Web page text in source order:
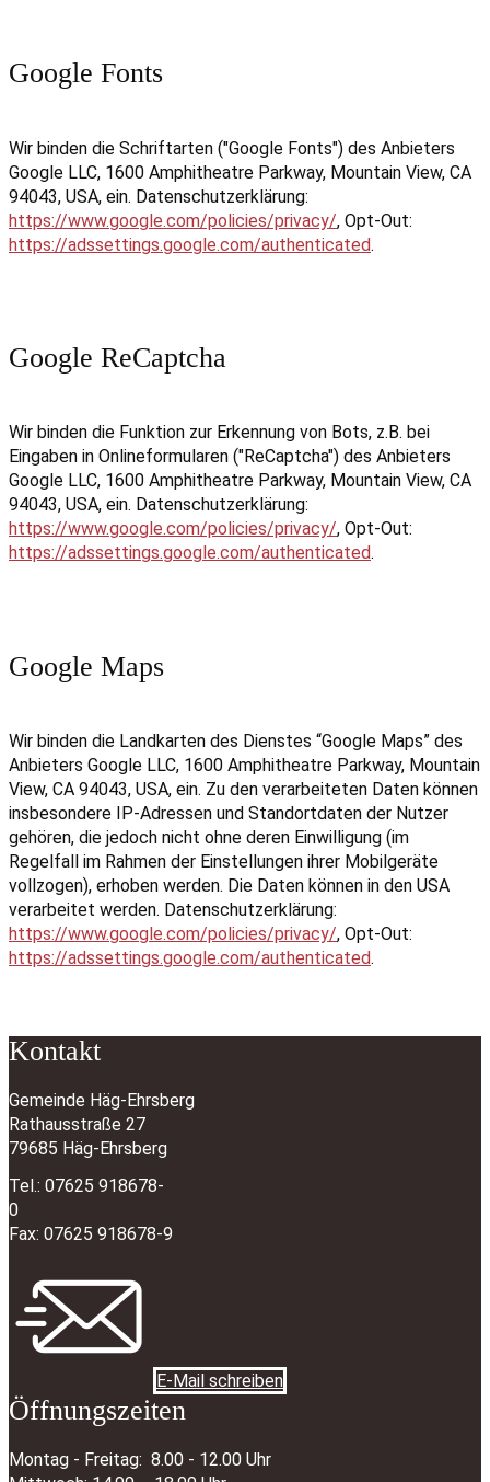
Google Fonts
Wir binden die Schriftarten ("Google Fonts") des Anbieters
Google LLC, 1600 Amphitheatre Parkway, Mountain View, CA
94043, USA, ein. Datenschutzerklärung:
https://www.google.com/policies/privacy/, Opt-Out:
https://adssettings.google.com/authenticated.
Google ReCaptcha
Wir binden die Funktion zur Erkennung von Bots, z.B. bei
Eingaben in Onlineformularen ("ReCaptcha") des Anbieters
Google LLC, 1600 Amphitheatre Parkway, Mountain View, CA
94043, USA, ein. Datenschutzerklärung:
https://www.google.com/policies/privacy/, Opt-Out:
https://adssettings.google.com/authenticated.
Google Maps
Wir binden die Landkarten des Dienstes “Google Maps” des
Anbieters Google LLC, 1600 Amphitheatre Parkway, Mountain
View, CA 94043, USA, ein. Zu den verarbeiteten Daten können
insbesondere IP-Adressen und Standortdaten der Nutzer
gehören, die jedoch nicht ohne deren Einwilligung (im
Regelfall im Rahmen der Einstellungen ihrer Mobilgeräte
vollzogen), erhoben werden. Die Daten können in den USA
verarbeitet werden. Datenschutzerklärung:
https://www.google.com/policies/privacy/, Opt-Out:
https://adssettings.google.com/authenticated.
Kontakt
Gemeinde Häg-Ehrsberg
Rathausstraße 27
79685 Häg-Ehrsberg
Tel.: 07625 918678-
0
Fax: 07625 918678-9
E-Mail schreiben
Öffnungszeiten
Montag - Freitag: 8.00 - 12.00 Uhr